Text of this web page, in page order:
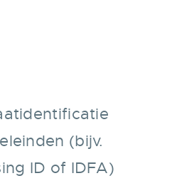
(bijv.
ID of IDFA)